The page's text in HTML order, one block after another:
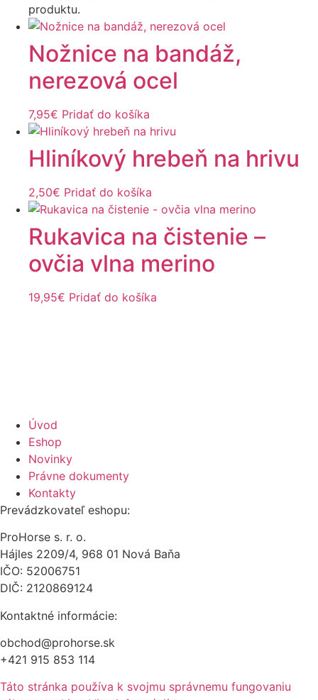
produktu.
Nožnice na bandáž,
nerezová ocel
7,95€ Pridať do košíka
Hliníkový hrebeň na hrivu
2,50€ Pridať do košíka
Rukavica na čistenie –
ovčia vlna merino
19,95€ Pridať do košíka
Úvod
Eshop
Novinky
Právne dokumenty
Kontakty
Prevádzkovateľ eshopu:
ProHorse s. r. o.
Hájles 2209/4, 968 01 Nová Baňa
IČO: 52006751
DIČ: 2120869124
Kontaktné informácie:
obchod@prohorse.sk
+421 915 853 114
Táto stránka používa k svojmu správnemu fungovaniu